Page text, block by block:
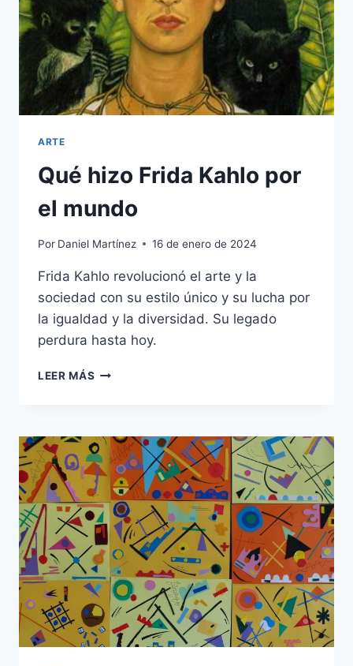
ARTE
Qué hizo Frida Kahlo por
el mundo
Por Daniel Martínez 16 de enero de 2024
Frida Kahlo revolucionó el arte y la
sociedad con su estilo único y su lucha por
la igualdad y la diversidad. Su legado
perdura hasta hoy.
LEER MÁS QUÉ
POR
EL
MUNDO